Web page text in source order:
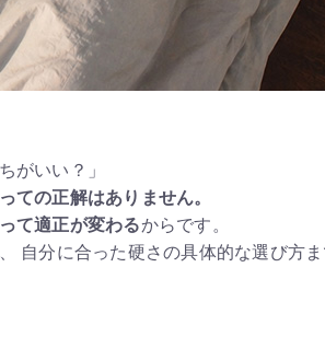
がいい？」
ての正解はありません。
て適正が変わるからです。
自分に合った硬さの具体的な選び方